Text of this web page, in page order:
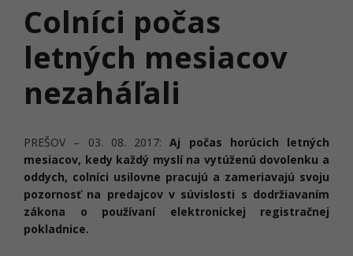
Colníci počas
letných mesiacov
nezaháľali
PREŠOV – 03. 08. 2017:Aj počas horúcich letných
mesiacov, kedy každý myslí na vytúženú dovolenku a
oddych, colníci usilovne pracujú a zameriavajú svoju
pozornosť na predajcov v súvislosti s dodržiavaním
zákona o používaní elektronickej registračnej
pokladnice.